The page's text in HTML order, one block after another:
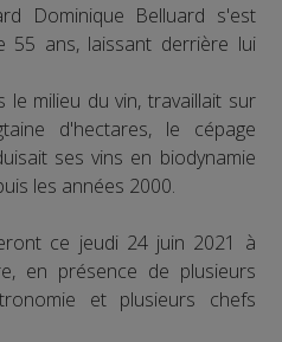
Dominique Belluard s'est
ans, laissant derrière lui
le milieu du vin, travaillait sur
d'hectares, le cépage
ses vins en biodynamie
les années 2000.
ce jeudi 24 juin 2021 à
en présence de plusieurs
et plusieurs chefs